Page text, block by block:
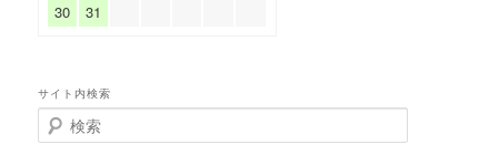
30
31
サイト内検索
検
索